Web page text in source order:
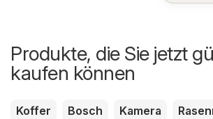
Produkte, die Sie jetzt
kaufen können
Koffer Bosch Kamera